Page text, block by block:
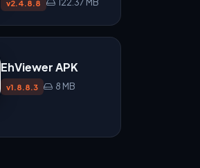
v2.4.8.8 122.37 MB
EhViewer APK
v1.8.8.3 8 MB